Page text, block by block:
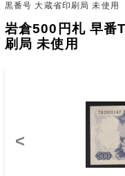
黒番号 大蔵省印刷局 未使用
岩倉500円札 早番
刷局 未使用
<